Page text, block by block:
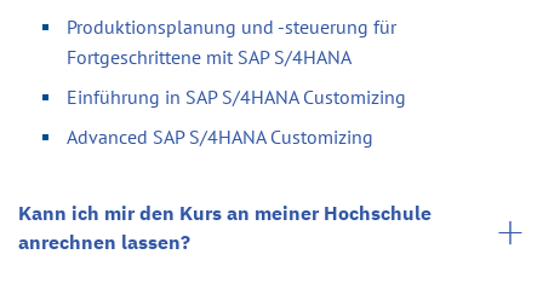
Produktionsplanung und -steuerung für
Fortgeschrittene mit SAP S/4HANA
Einführung in SAP S/4HANA Customizing
Advanced SAP S/4HANA Customizing
Kann ich mir den Kurs an meiner Hochschule
anrechnen lassen?